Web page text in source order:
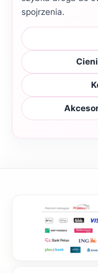
spojrzenia.